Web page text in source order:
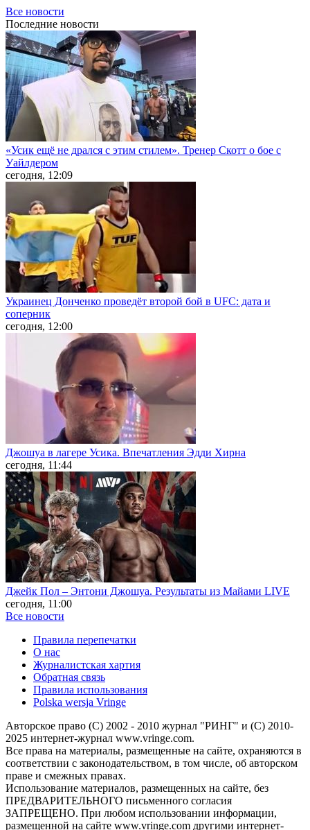
Все новости
Последние новости
«Усик ещё не дрался с этим стилем». Тренер Скотт о бое с
Уайлдером
сегодня, 12:09
Украинец Донченко проведёт второй бой в UFC: дата и
соперник
сегодня, 12:00
Джошуа в лагере Усика. Впечатления Эдди Хирна
сегодня, 11:44
Джейк Пол – Энтони Джошуа. Результаты из Майами LIVE
сегодня, 11:00
Все новости
Правила перепечатки
О нас
Журналистская хартия
Обратная связь
Правила использования
Polska wersja Vringe
Авторское право (С) 2002 - 2010 журнал "РИНГ" и (С) 2010-
2025 интернет-журнал www.vringe.com.
Все права на материалы, размещенные на сайте, охраняются в
соответствии с законодательством, в том числе, об авторском
праве и смежных правах.
Использование материалов, размещенных на сайте, без
ПРЕДВАРИТЕЛЬНОГО письменного согласия
ЗАПРЕЩЕНО. При любом использовании информации,
размещенной на сайте www.vringe.com другими интернет-